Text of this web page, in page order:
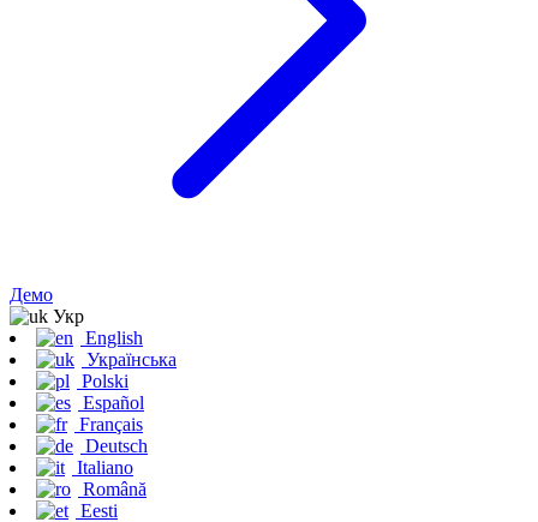
Демо
Укр
English
Українська
Polski
Español
Français
Deutsch
Italiano
Română
Eesti